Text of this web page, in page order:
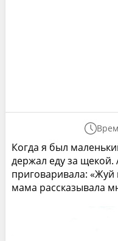
Когда я был
держал еду за щекой.
приговаривала: «Жуй
мама рассказывала